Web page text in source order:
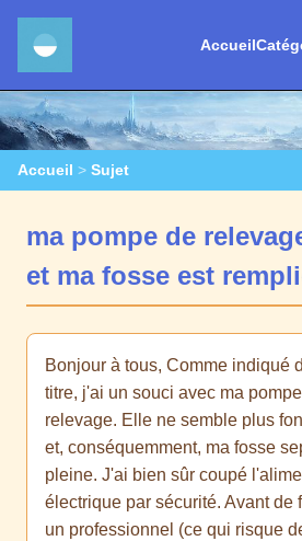
Accueil
Accueil > Sujet
ma pompe de
et ma fosse est
Bonjour à tous, Comme indiqué
titre, j'ai un souci avec ma
relevage. Elle ne semble plus
et, conséquemment, ma fosse
pleine. J'ai bien sûr coupé
électrique par sécurité. Avant de
un professionnel (ce qui risque